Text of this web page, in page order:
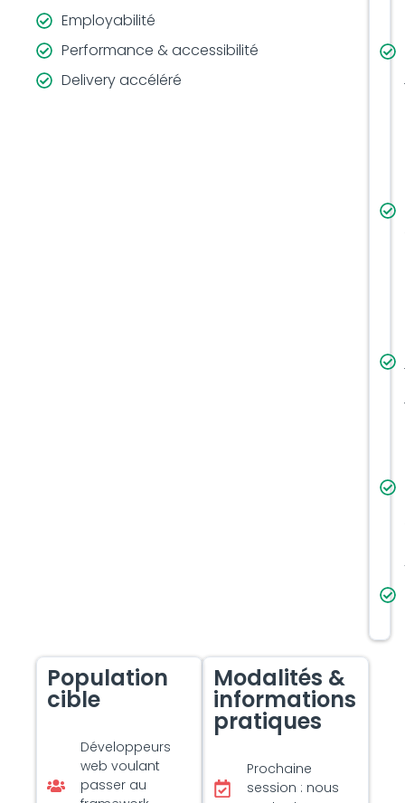
Employabilité
Performance & accessibilité
Delivery accéléré
Population
cible
Développeurs
web voulant
passer au
Modalités &
informations
pratiques
Prochaine
session : nous